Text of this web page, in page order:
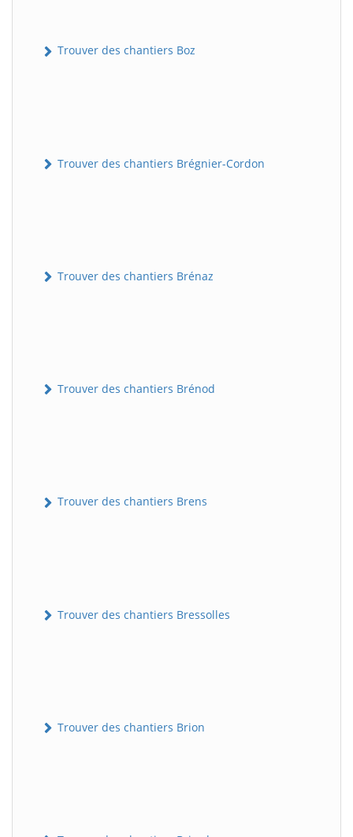
Trouver des chantiers Boz
Trouver des chantiers Brégnier-Cordon
Trouver des chantiers Brénaz
Trouver des chantiers Brénod
Trouver des chantiers Brens
Trouver des chantiers Bressolles
Trouver des chantiers Brion